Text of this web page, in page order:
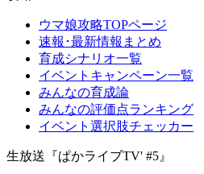
ウマ娘攻略TOPページ
速報･最新情報まとめ
育成シナリオ一覧
イベントキャンペーン一覧
みんなの育成論
みんなの評価点ランキング
イベント選択肢チェッカー
生放送『ぱかライブTV' #5』